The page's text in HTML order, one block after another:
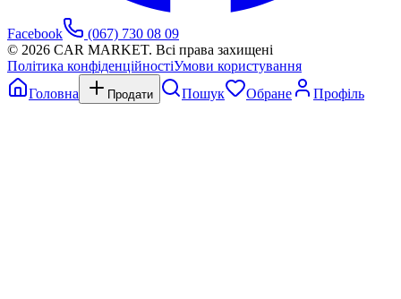
Facebook
(067) 730 08 09
© 2026 CAR MARKET. Всі права захищені
Політика конфіденційностіУмови користування
Головна
Продати Пошук Обране Профіль